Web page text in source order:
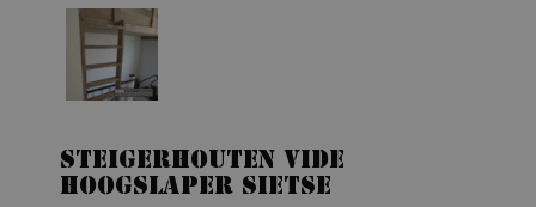
Steigerhouten vide
hoogslaper Sietse